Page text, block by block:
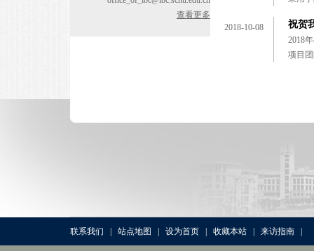
查看更多
2018-10-08 祝贺
2018
项目
联系我们 | 站点地图 | 设为首页 | 收藏本站 | 来访指南 |